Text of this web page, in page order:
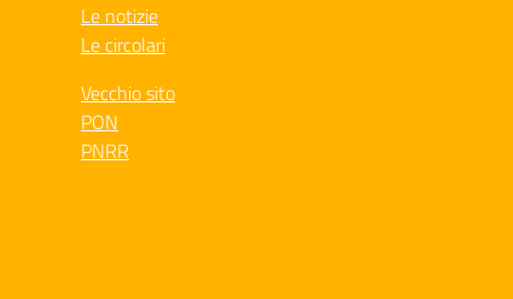
Le notizie
Le circolari
Vecchio sito
PON
PNRR